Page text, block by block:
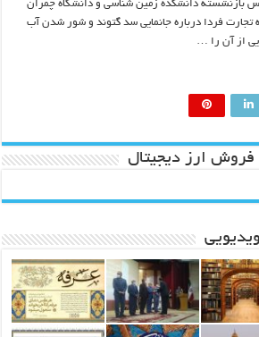
بازنشسته دانشکده زمین شناسی و دانشگاه چمران
تجارت فردا درباره جانمایی سد گتوند و شور شدن آب
از آن را …
فروش ارز دیجیتال